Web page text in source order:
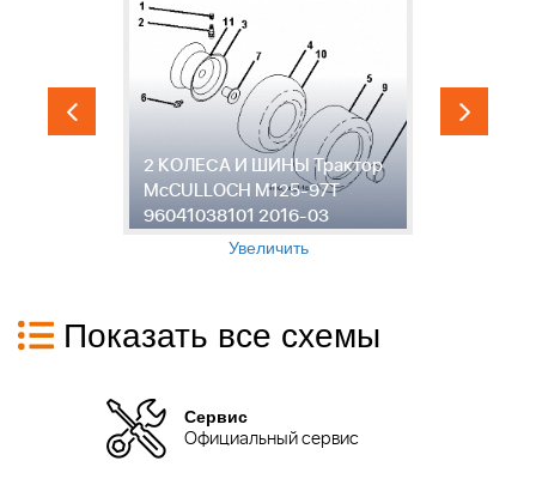
2 КОЛЕСА И ШИНЫ Трактор
McCULLOCH M125-97T
96041038101 2016-03
Увеличить
Показать все схемы
Сервис
Официальный сервис